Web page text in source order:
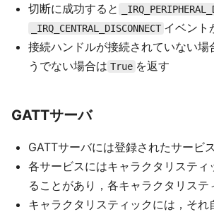
切断に成功すると
_IRQ_CENTRAL_DISCONNECT イベント
接続ハンドルが接続されていない場
うでない場合は True を返す
GATTサーバ
GATTサーバには登録されたサービ
各サービスにはキャラクタリスティ
ることがあり，各キャラクタリステ
キャラクタリスティックには，それ